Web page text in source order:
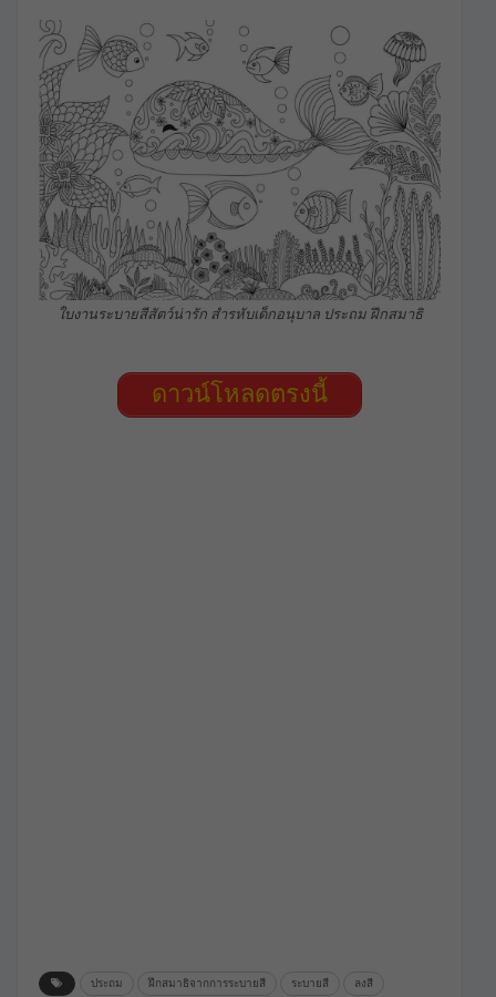
ใบงานระบายสีสัตว์น่ารัก สำรหับเด็กอนุบาล ประถม ฝึกสมาธิ
ดาวน์โหลดตรงนี้
ประถม ฝึกสมาธิจากการระบายสี ระบายสี ลงสี